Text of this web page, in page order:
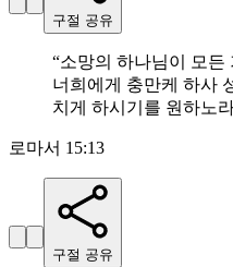
구절 공유
“소망의 하나님이 모든
너희에게 충만케 하사
치게 하시기를 원하노
로마서 15:13
구절 공유